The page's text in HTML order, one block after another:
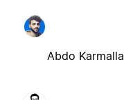
Abdo Karmalla